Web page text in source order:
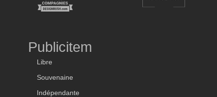
Publicitem
Libre
Souvenaine
Indépendante